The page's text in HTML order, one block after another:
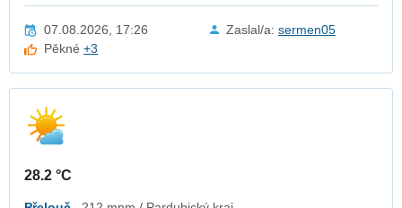
07.08.2026, 17:26 Zaslal/a: sermen05
Pěkné+3
28.2 °C